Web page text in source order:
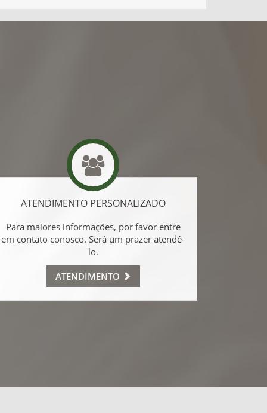
ATENDIMENTO PERSONALIZADO
Para maiores informações, por favor entre
em contato conosco. Será um prazer atendê-
lo.
ATENDIMENTO